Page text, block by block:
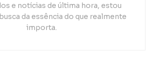
e notícias de última hora, estou
da essência do que realmente
importa.